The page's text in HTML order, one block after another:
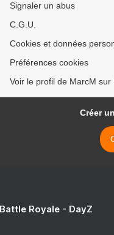
Signaler un abus
C.G.U.
Cookies et données
Préférences cookies
Voir le profil de MarcM sur
Créer
Royale - DayZ